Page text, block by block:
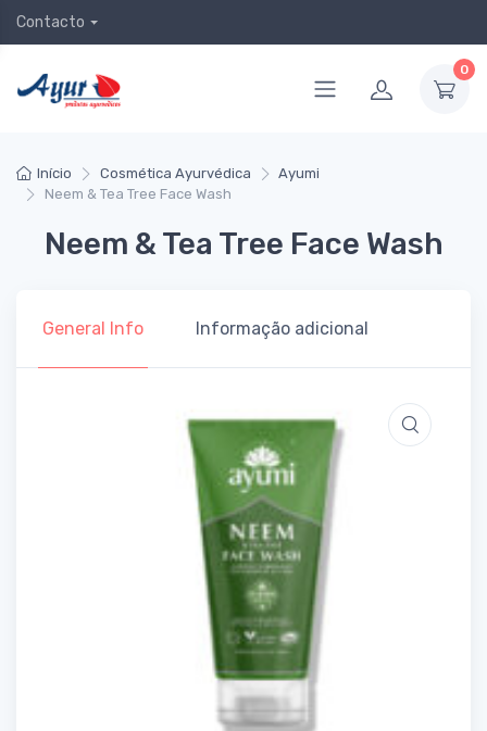
Contacto
0
Início Cosmética Ayurvédica
Ayumi
Neem & Tea Tree Face Wash
Neem & Tea Tree Face Wash
General Info Informação adicional